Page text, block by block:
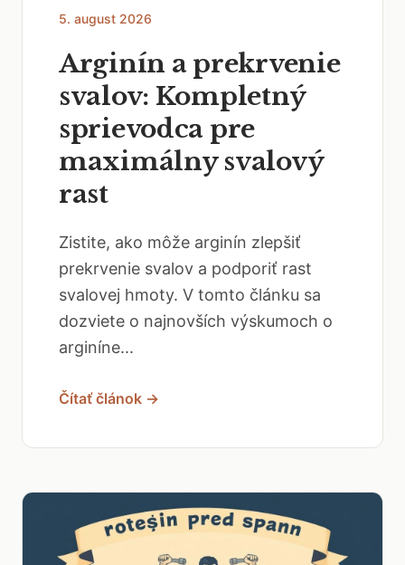
5. august 2026
Arginín a prekrvenie
svalov: Kompletný
sprievodca pre
maximálny svalový
rast
Zistite, ako môže arginín zlepšiť
prekrvenie svalov a podporiť rast
svalovej hmoty. V tomto článku sa
dozviete o najnovších výskumoch o
arginíne...
Čítať článok →